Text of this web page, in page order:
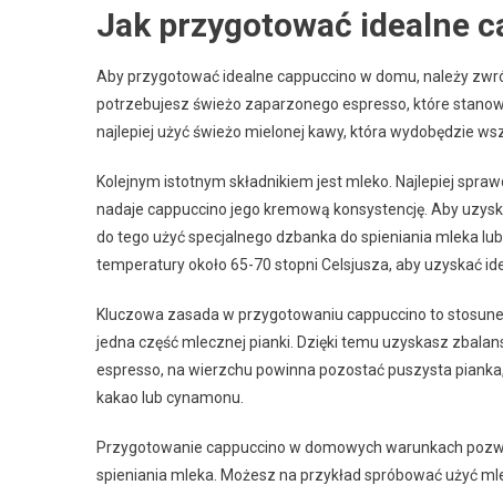
Jak przygotować idealne
Aby przygotować idealne cappuccino w domu, należy
potrzebujesz świeżo zaparzonego espresso, które
najlepiej użyć świeżo mielonej kawy, która wydobędzie
Kolejnym istotnym składnikiem jest mleko. Najlepiej
nadaje cappuccino jego kremową konsystencję. Aby
do tego użyć specjalnego dzbanka do spieniania mleka
temperatury około 65-70 stopni Celsjusza, aby uzyskać
Kluczowa zasada w przygotowaniu cappuccino to
jedna część mlecznej pianki. Dzięki temu uzyskasz
espresso, na wierzchu powinna pozostać puszysta
kakao lub cynamonu.
Przygotowanie cappuccino w domowych warunkach
spieniania mleka. Możesz na przykład spróbować użyć